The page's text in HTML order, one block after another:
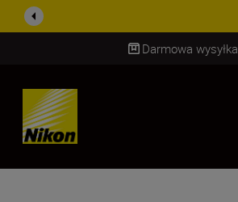
Darmowa wysyłka
SKIP